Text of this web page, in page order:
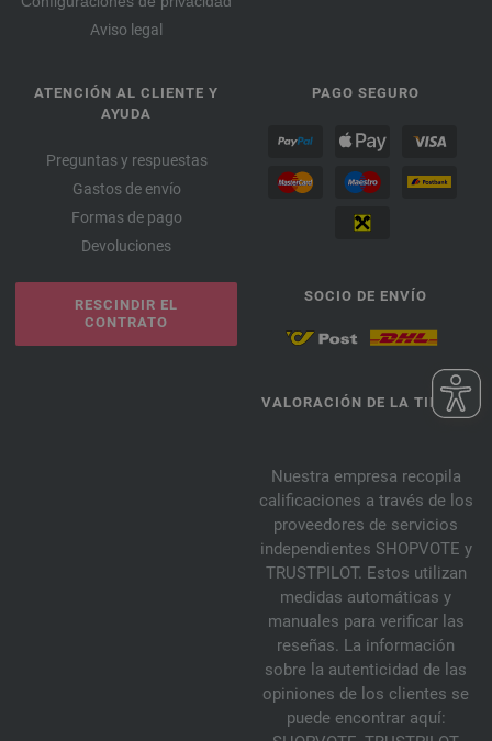
Aviso legal
ATENCIÓN AL CLIENTE Y
AYUDA
Preguntas y respuestas
Gastos de envío
Formas de pago
Devoluciones
RESCINDIR EL
CONTRATO
PAGO SEGURO
SOCIO DE ENVÍO
VALORACIÓN DE LA TIENDA
Nuestra empresa recopila
calificaciones a través de los
proveedores de servicios
independientes SHOPVOTE y
TRUSTPILOT. Estos utilizan
medidas automáticas y
manuales para verificar las
reseñas. La información
sobre la autenticidad de las
opiniones de los clientes se
puede encontrar aquí: